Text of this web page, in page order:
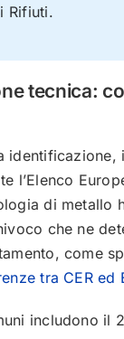
Rifiuti.
tecnica:
identificazione,
l’Elenco
di metallo
che ne
come
tra CER ed
includono il